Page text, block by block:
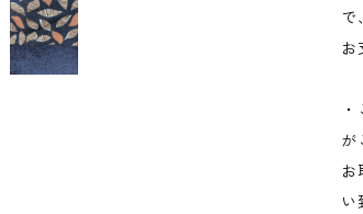
で、
お
が
お
い